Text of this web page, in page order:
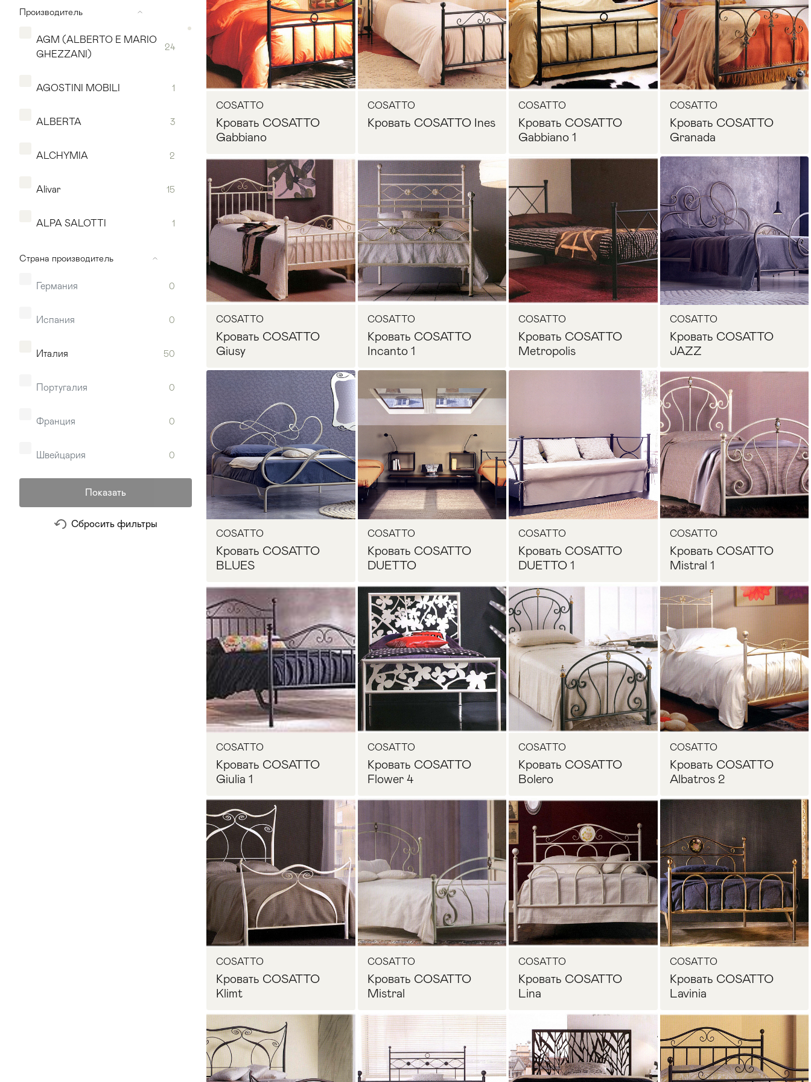
Столы >
Стулья
Хранение >
Комоды и тумбы >
Мебель для ванных комнат >
Прихожая
Детская мебель >
Двери и перегородки
Производитель
AGM (ALBERTO E MARIO
GHEZZANI)
24
AGOSTINI MOBILI 1
ALBERTA 3
ALCHYMIA 2
Alivar 15
ALPA SALOTTI 1
ALTA CORTE
ALTAMODA 9
Altrenotti 53
AMELIHOME 5
ANDREA FANFANI 10
ANGELO CAPPELLINI 44
ANNIBALE COLOMBO 19
ANTONELLI MORAVIO
AR ARREDAMENTI
Страна производитель
Германия 0
Испания 0
Италия 50
Португалия 0
Франция 0
Швейцария 0
Показать
Сбросить фильтры
Запросить цену
COSATTO
Кровать COSATTO
Gabbiano
Запросить цену
COSATTO
Кровать COSATTO Ines
Запросить цену
COSATTO
Кровать COSATTO
Gabbiano 1
Запросить цену
COSATTO
Кровать COSATTO
Granada
Запросить цену
COSATTO
Кровать COSATTO
Giusy
COSATTO
Кровать COSATTO
Incanto 1
Запросить цену
COSATTO
Кровать COSATTO
Metropolis
Запросить цену
COSATTO
Кровать COSATTO
JAZZ
Запросить цену
COSATTO
Кровать COSATTO
BLUES
Запросить цену
COSATTO
Кровать COSATTO
DUETTO
Запросить цену
COSATTO
Кровать COSATTO
DUETTO 1
Запросить цену
COSATTO
Кровать COSATTO
Mistral 1
Запросить цену
COSATTO
Кровать COSATTO
Giulia 1
Запросить цену
COSATTO
Кровать COSATTO
Flower 4
Запросить цену
COSATTO
Кровать COSATTO
Bolero
Запросить цену
COSATTO
Кровать COSATTO
Albatros 2
Запросить цену
COSATTO
Кровать COSATTO
Klimt
Запросить цену
COSATTO
Кровать COSATTO
Mistral
Запросить цену
COSATTO
Кровать COSATTO
Lina
Запросить цену
COSATTO
Кровать COSATTO
Lavinia